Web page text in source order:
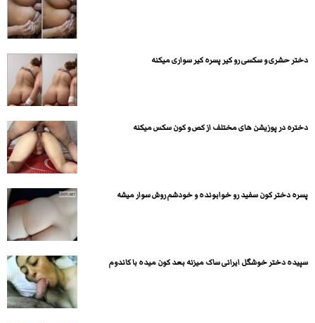
دختر حشری و سکسی رو کیر پسره کیر سواری میکنه
دختره در پوزیشن های مختلف از کص و کون سکس میکنه
پسره دختر کون سفید رو خوابونده و خودشم روش سوار میشه
سپیده دختر خوشگل ایرانی ساک میزنه بعد کون میده با کاندوم